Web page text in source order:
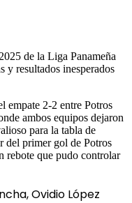
de la Liga Panameña
y resultados inesperados
empate 2-2 entre Potros
ambos equipos dejaron
para la tabla de
del primer gol de Potros
rebote que pudo controlar
Ovidio López